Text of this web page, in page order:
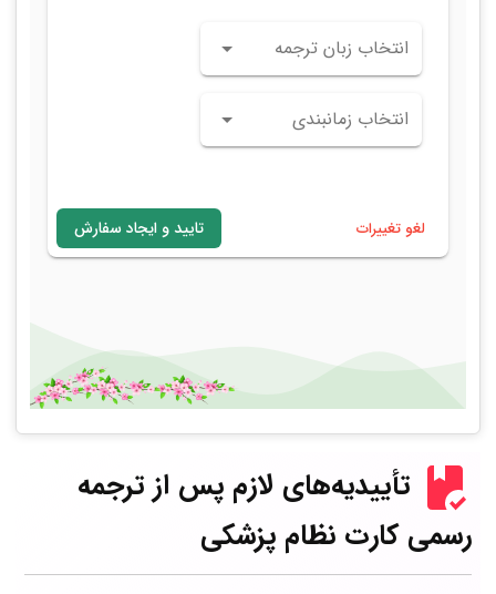
تأییدیه‌های لازم پس از ترجمه
رسمی کارت نظام پزشکی